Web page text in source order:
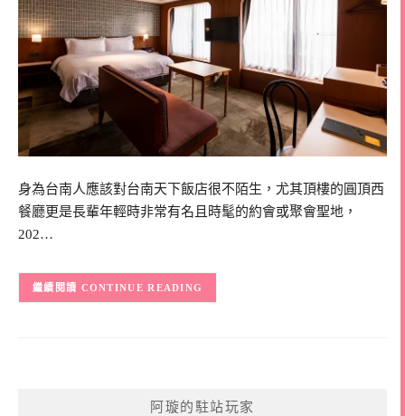
身為台南人應該對台南天下飯店很不陌生，尤其頂樓的圓頂西
餐廳更是長輩年輕時非常有名且時髦的約會或聚會聖地，
202…
CONTINUE READING
阿璇的駐站玩家